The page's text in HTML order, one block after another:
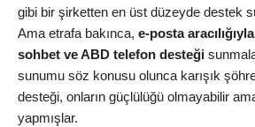
gibi bir şirketten en üst düzeyde destek
Ama etrafa bakınca, e-posta
sohbet ve ABD telefon desteği
sunumu söz konusu olunca karışık
desteği, onların güçlülüğü olmayabilir
yapmışlar.